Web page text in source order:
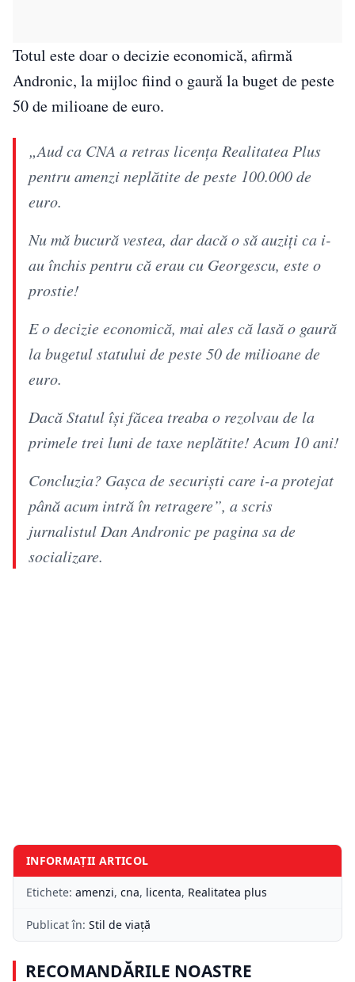
Totul este doar o decizie economică, afirmă
Andronic, la mijloc fiind o gaură la buget de peste
50 de milioane de euro.
„Aud ca CNA a retras licența Realitatea Plus
pentru amenzi neplătite de peste 100.000 de
euro.
Nu mă bucură vestea, dar dacă o să auziți ca i-
au închis pentru că erau cu Georgescu, este o
prostie!
E o decizie economică, mai ales că lasă o gaură
la bugetul statului de peste 50 de milioane de
euro.
Dacă Statul își făcea treaba o rezolvau de la
primele trei luni de taxe neplătite! Acum 10 ani!
Concluzia? Gașca de securiști care i-a protejat
până acum intră în retragere”, a scris
jurnalistul Dan Andronic pe pagina sa de
socializare.
INFORMAȚII ARTICOL
Etichete: amenzi, cna, licenta, Realitatea plus
Publicat în: Stil de viață
RECOMANDĂRILE NOASTRE